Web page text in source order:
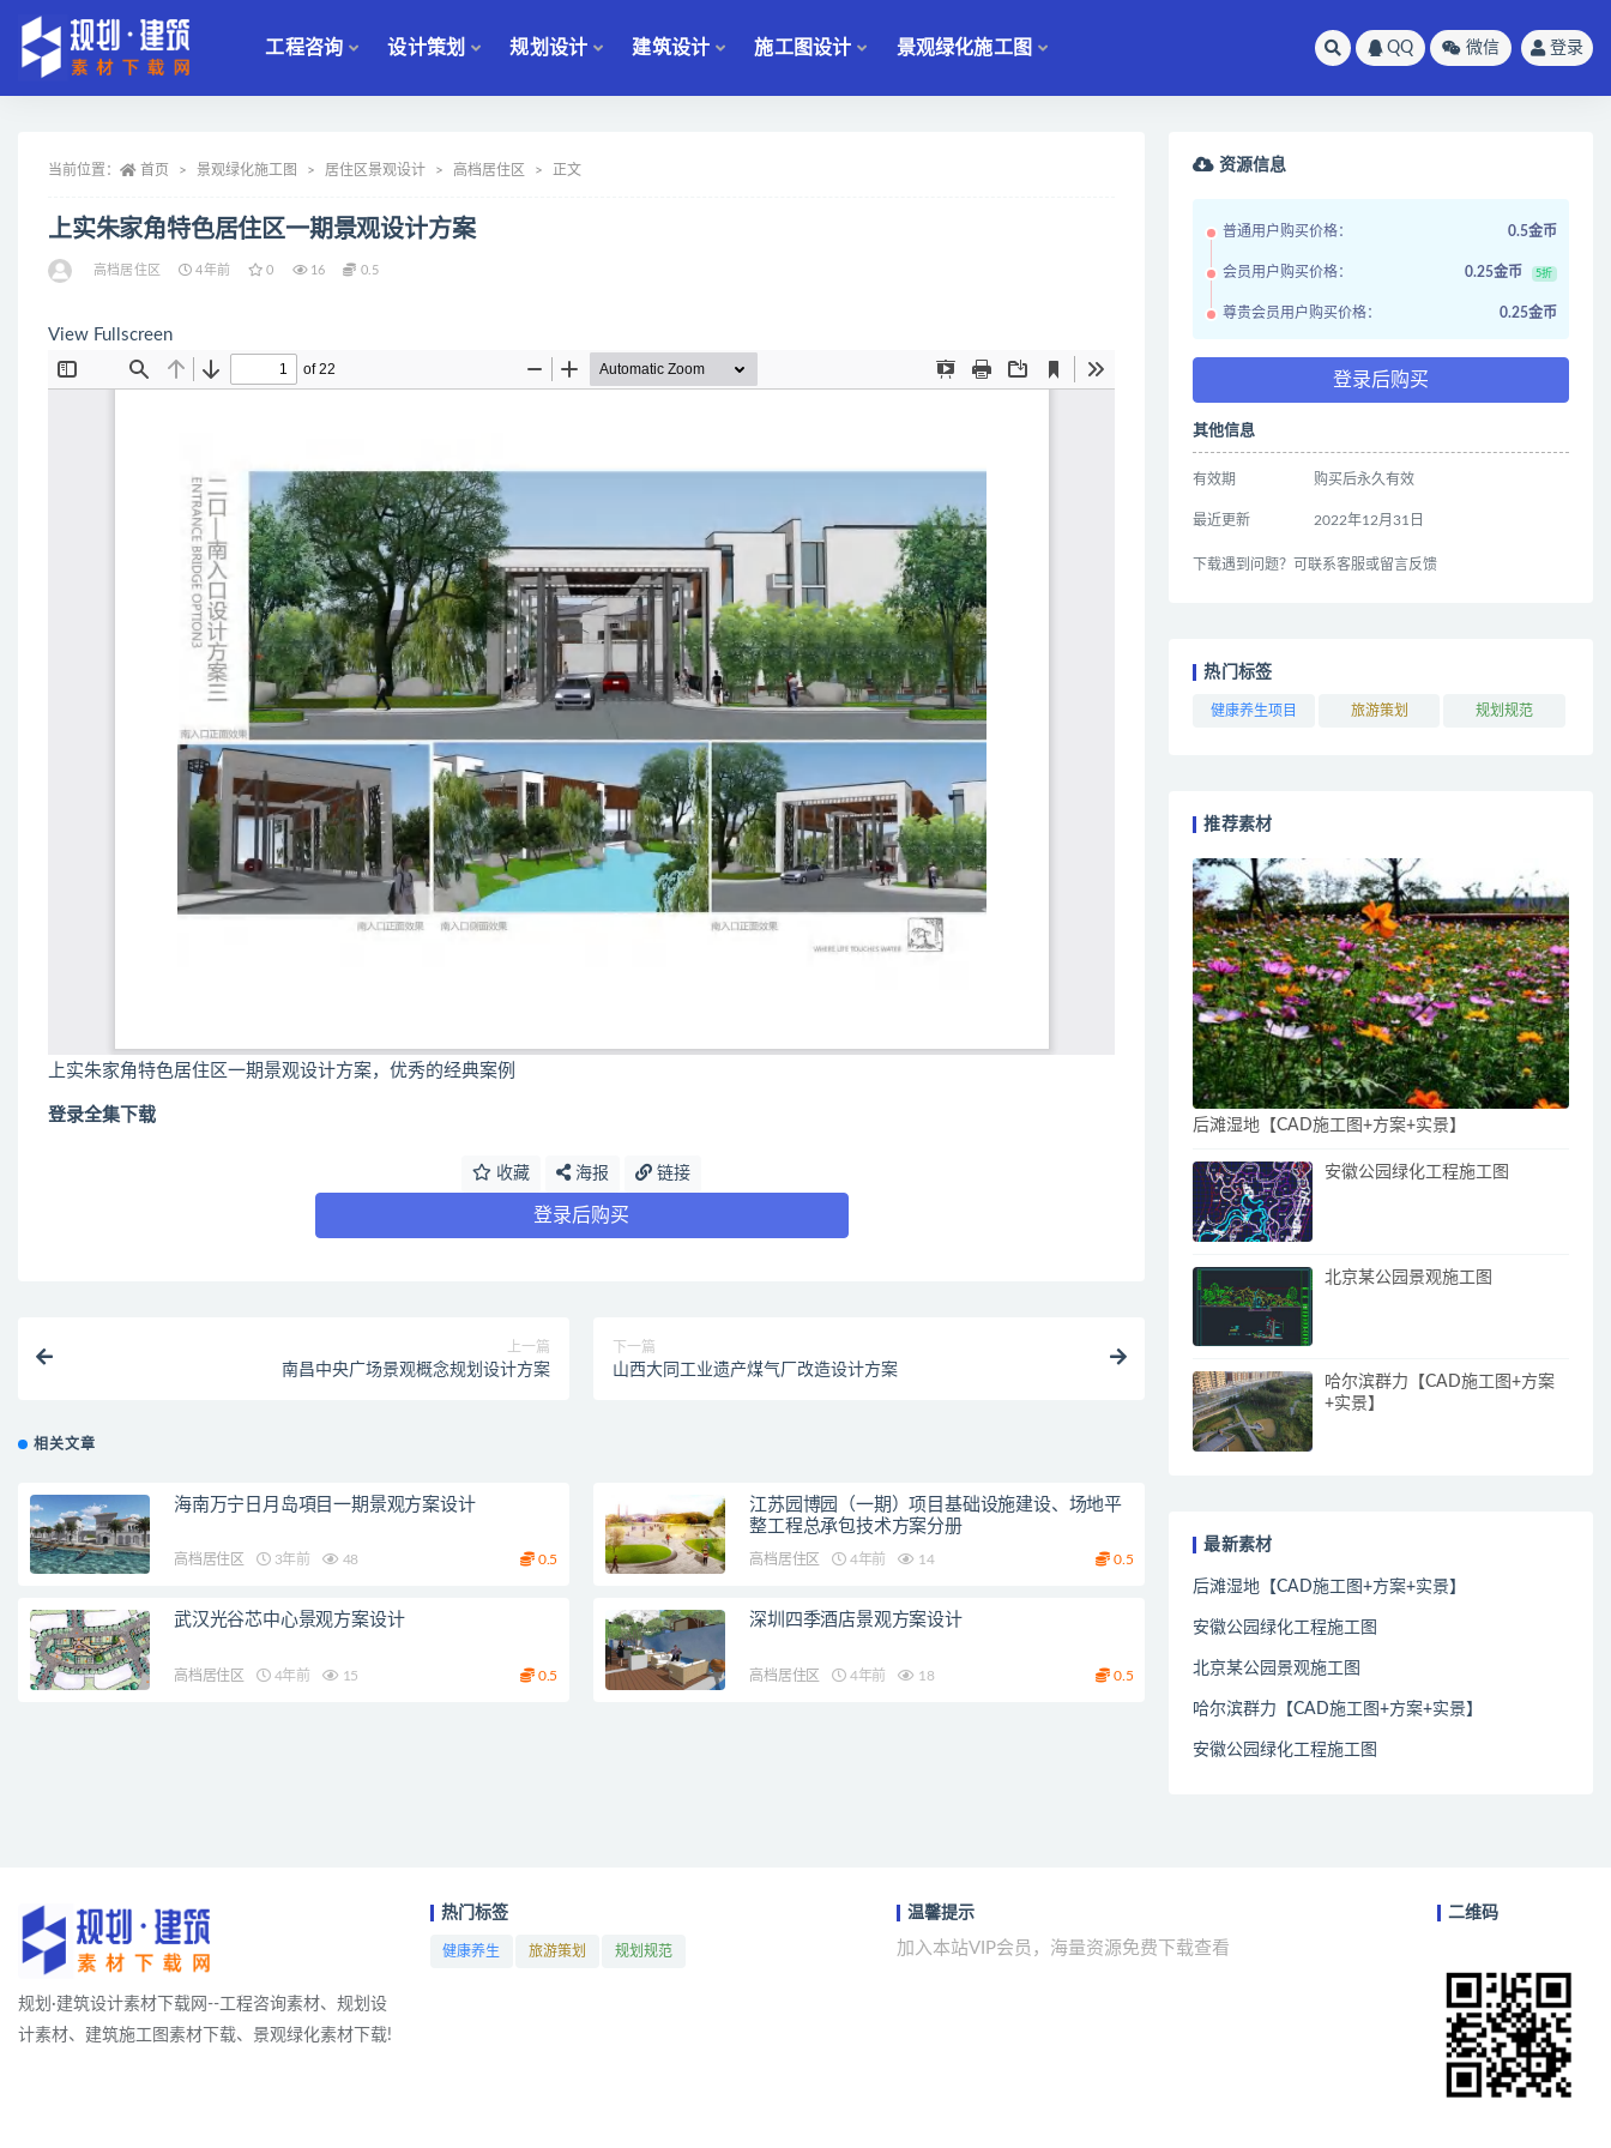
工程咨询 设计策划 规划设计 建筑设计 施工图设计 景观绿化施工图 QQ 微信 登录
当前位置： 首页 景观绿化施工图 居住区景观设计 高档居住区 正文
上实朱家角特色居住区一期景观设计方案
高档居住区 4年前 0 16 0.5
View Fullscreen
上实朱家角特色居住区一期景观设计方案，优秀的经典案例
登录全集下载
收藏 海报 链接
登录后购买
上一篇
南昌中央广场景观概念规划设计方案
下一篇
山西大同工业遗产煤气厂改造设计方案
相关文章
海南万宁日月岛項目一期景观方案设计
高档居住区 3年前 48 0.5
江苏园博园（一期）项目基础设施建设、场地平
整工程总承包技术方案分册
高档居住区 4年前 14 0.5
武汉光谷芯中心景观方案设计
高档居住区 4年前 15 0.5
深圳四季酒店景观方案设计
高档居住区 4年前 18 0.5
资源信息
普通用户购买价格： 0.5金币
会员用户购买价格： 0.25金币 5折
尊贵会员用户购买价格： 0.25金币
登录后购买
其他信息
有效期 购买后永久有效
最近更新 2022年12月31日
下载遇到问题？可联系客服或留言反馈
热门标签
健康养生项目 旅游策划 规划规范
推荐素材
后滩湿地【CAD施工图+方案+实景】
安徽公园绿化工程施工图
北京某公园景观施工图
哈尔滨群力【CAD施工图+方案
+实景】
最新素材
后滩湿地【CAD施工图+方案+实景】
安徽公园绿化工程施工图
北京某公园景观施工图
哈尔滨群力【CAD施工图+方案+实景】
安徽公园绿化工程施工图
规划·建筑设计素材下载网--工程咨询素材、规划设
计素材、建筑施工图素材下载、景观绿化素材下载!
热门标签
健康养生 旅游策划 规划规范
温馨提示
加入本站VIP会员，海量资源免费下载查看
二维码